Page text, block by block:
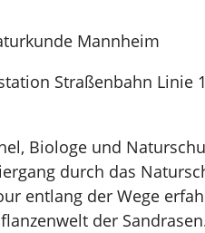
Mannheim
Straßenbahn Linie
Biologe und
durch das
entlang der Wege
der